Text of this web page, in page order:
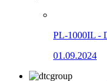
PL-1000IL -
01.09.2024